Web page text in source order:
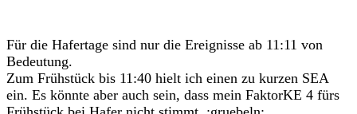
Für die Hafertage sind nur die Ereignisse ab 11:11 von
Bedeutung.
Zum Frühstück bis 11:40 hielt ich einen zu kurzen SEA
ein. Es könnte aber auch sein, dass mein FaktorKE 4 fürs